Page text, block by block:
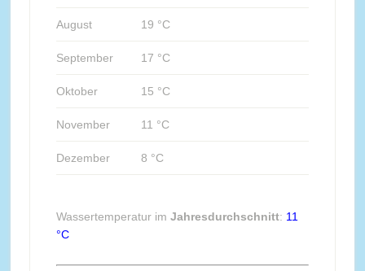
August 19 °C
September 17 °C
Oktober 15 °C
November 11 °C
Dezember 8 °C
Wassertemperatur im Jahresdurchschnitt: 11
°C